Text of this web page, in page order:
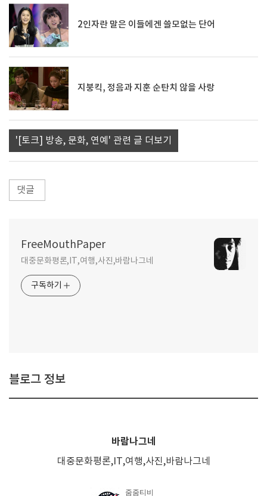
2인자란 말은 이들에겐 쓸모없는 단어
지붕킥, 정음과 지훈 순탄치 않을 사랑
'[토크] 방송, 문화, 연예' 관련 글 더보기
댓글
FreeMouthPaper
대중문화평론,IT,여행,사진,바람나그네
구독하기
블로그 정보
바람나그네
대중문화평론,IT,여행,사진,바람나그네